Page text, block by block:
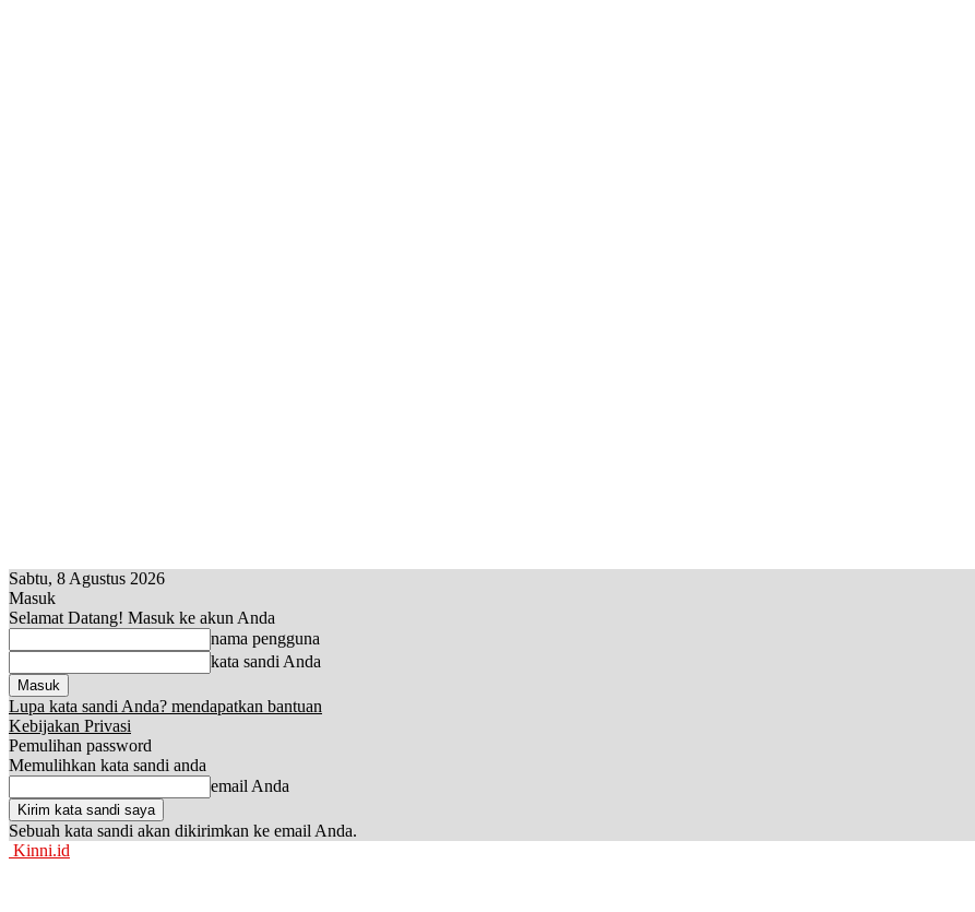
Sabtu, 8 Agustus 2026
Masuk
Selamat Datang! Masuk ke akun Anda
nama pengguna
kata sandi Anda
Lupa kata sandi Anda? mendapatkan bantuan
Kebijakan Privasi
Pemulihan password
Memulihkan kata sandi anda
email Anda
Sebuah kata sandi akan dikirimkan ke email Anda.
Kinni.id